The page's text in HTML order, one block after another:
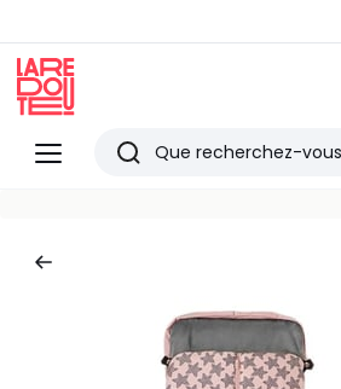
Menu
Redoute
Rechercher